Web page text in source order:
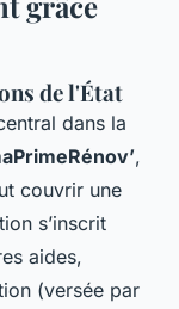
de l'État
dans la
,
couvrir une
s’inscrit
aides,
(versée par